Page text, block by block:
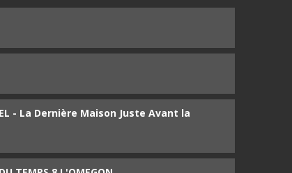
- La Dernière Maison Juste Avant la